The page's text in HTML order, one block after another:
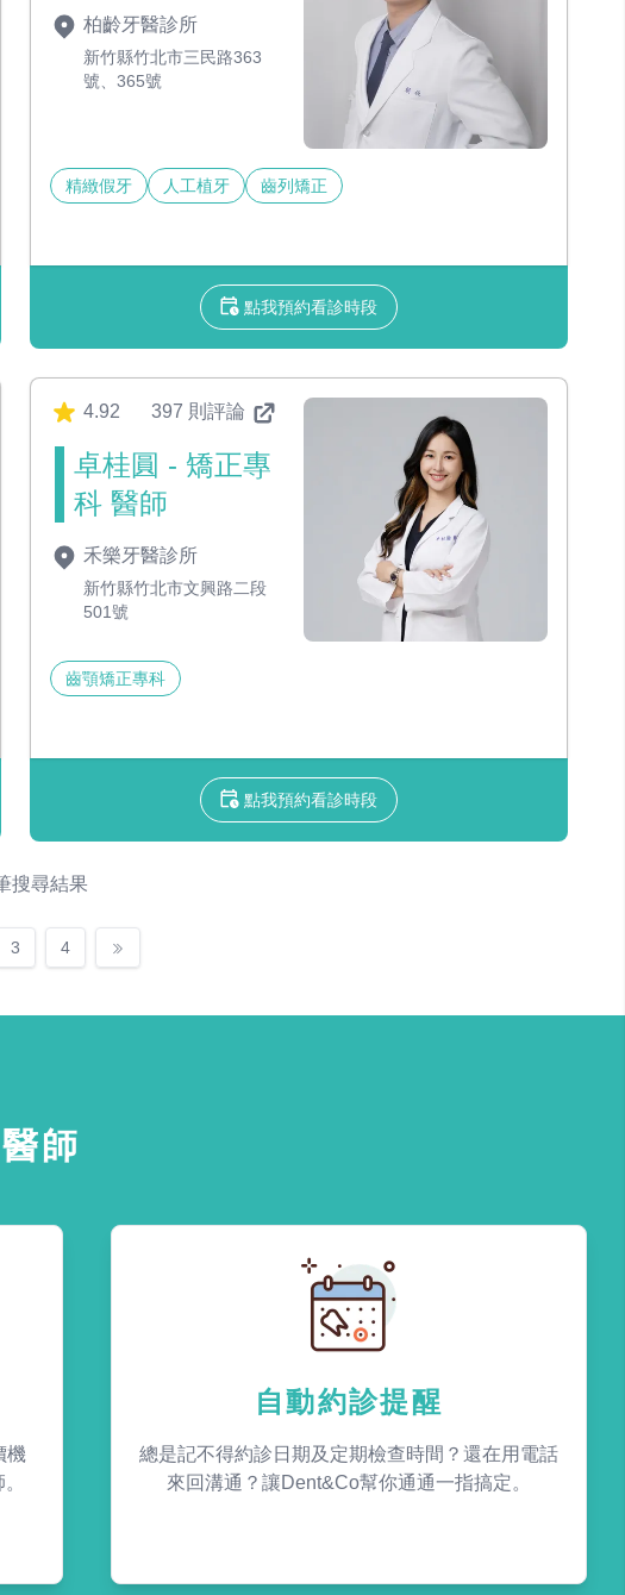
柏齡牙醫診所
新竹縣竹北市三民路363
號、365號
精緻假牙 人工植牙 齒列矯正
點我預約看診時段
4.92 397 則評論
卓桂圓 - 矯正專
科 醫師
禾樂牙醫診所
新竹縣竹北市文興路二段
501號
齒顎矯正專科
點我預約看診時段
搜尋結果
3 4
師
機
自動約診提醒
總是記不得約診日期及定期檢查時間？還在用電話
來回溝通？讓Dent&Co幫你通通一指搞定。